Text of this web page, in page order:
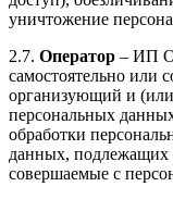
уничтожение
2.7. Оператор – ИП
самостоятельно или
организующий и
персональных
обработки
данных, подлежащих
совершаемые с